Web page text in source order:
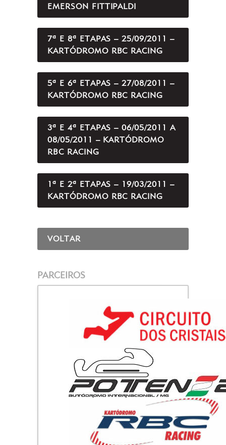
EMERSON FITTIPALDI
7ª E 8ª ETAPAS – 25/09/2011 –
KARTÓDROMO RBC RACING
5ª E 6ª ETAPAS – 27/08/2011 –
KARTÓDROMO RBC RACING
3ª E 4ª ETAPAS – 06/05/2011 A
08/05/2011 – KARTÓDROMO
RBC RACING
1ª E 2ª ETAPAS – 19/03/2011 –
KARTÓDROMO RBC RACING
VOLTAR
PARCEIROS